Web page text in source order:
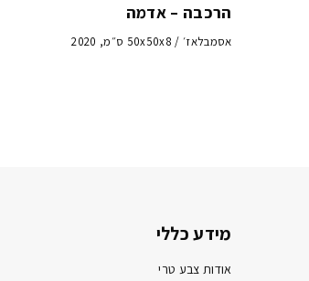
הרכבה – אדמה
אסמבלאז׳ / 50x50x8 ס״מ, 2020
מידע כללי
אודות צבע טרי